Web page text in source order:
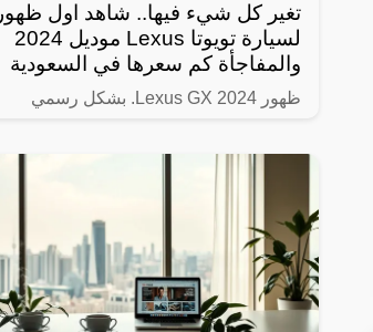
تغير كل شيء فيها.. شاهد اول ظهور
لسيارة تويوتا Lexus موديل 2024
والمفاجأة كم سعرها في السعودية
ظهور Lexus GX 2024. بشكل رسمي